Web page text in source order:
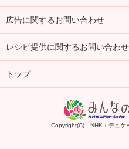
広告に関するお問い合わせ
レシピ提供に関するお問い合わせ
トップ
Copyright(C) NHKエデュケ